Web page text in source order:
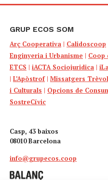
GRUP ECOS SOM
Arç Cooperativa | Calidoscoop
Enginyeria i Urbanisme | Coop
ETCS | iACTA Sociojuridica |
| L’Apòstrof| Missatgers Trèvol
i Culturals | Opcions de
SostreCívic
Casp, 43 baixos
08010 Barcelona
info@grupecos.coop